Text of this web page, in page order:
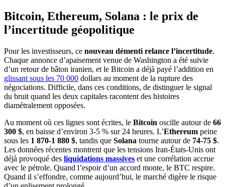
Bitcoin, Ethereum, Solana : le prix de
l’incertitude géopolitique
Pour les investisseurs, ce nouveau démenti relance l’incertitude.
Chaque annonce d’apaisement venue de Washington a été suivie
d’un retour de bâton iranien, et le Bitcoin a déjà payé l’addition en
glissant sous les 70 000 dollars au moment de la rupture des
négociations. Difficile, dans ces conditions, de distinguer le signal
du bruit quand les deux capitales racontent des histoires
diamétralement opposées.
Au moment où ces lignes sont écrites, le Bitcoin oscille autour de 66
300 $, en baisse d’environ 3-5 % sur 24 heures. L’Ethereum peine
sous les 1 870-1 880 $, tandis que Solana tourne autour de 74-75 $.
Les données récentes montrent que les tensions Iran-États-Unis ont
déjà provoqué des liquidations massives et une corrélation accrue
avec le pétrole. Quand l’espoir d’un accord monte, le BTC respire.
Quand il s’effondre, comme aujourd’hui, le marché digère le risque